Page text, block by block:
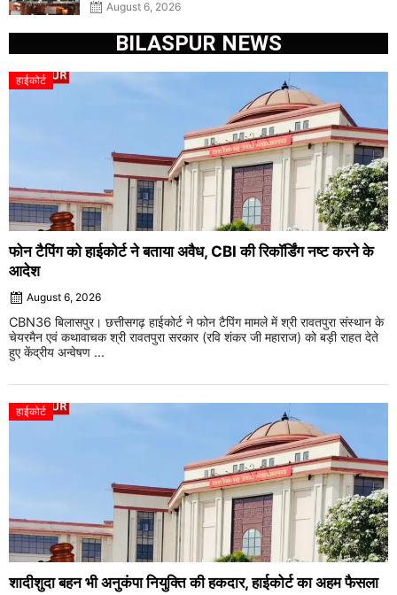
August 6, 2026
BILASPUR NEWS
हाईकोर्ट
फोन टैपिंग को हाईकोर्ट ने बताया अवैध, CBI की रिकॉर्डिंग नष्ट करने के
आदेश
August 6, 2026
CBN36 बिलासपुर। छत्तीसगढ़ हाईकोर्ट ने फोन टैपिंग मामले में श्री रावतपुरा संस्थान के
चेयरमैन एवं कथावाचक श्री रावतपुरा सरकार (रवि शंकर जी महाराज) को बड़ी राहत देते
हुए केंद्रीय अन्वेषण ...
हाईकोर्ट
शादीशुदा बहन भी अनुकंपा नियुक्ति की हकदार, हाईकोर्ट का अहम फैसला